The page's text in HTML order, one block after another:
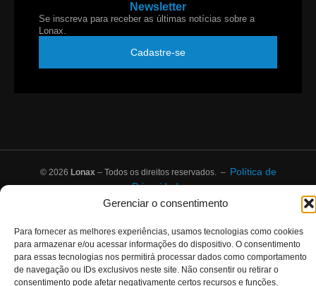
Gerenciar o consentimento
Para fornecer as melhores experiências, usamos tecnologias como cookies
para armazenar e/ou acessar informações do dispositivo. O consentimento
para essas tecnologias nos permitirá processar dados como comportamento
de navegação ou IDs exclusivos neste site. Não consentir ou retirar o
consentimento pode afetar negativamente certos recursos e funções.
Newsletter
Se inscreva para receber as últimas notícias sobre a
Lonax.
Cadastre-se
© 2026 Lonax– Todos os direitos reservados. – Política de
Privacidade